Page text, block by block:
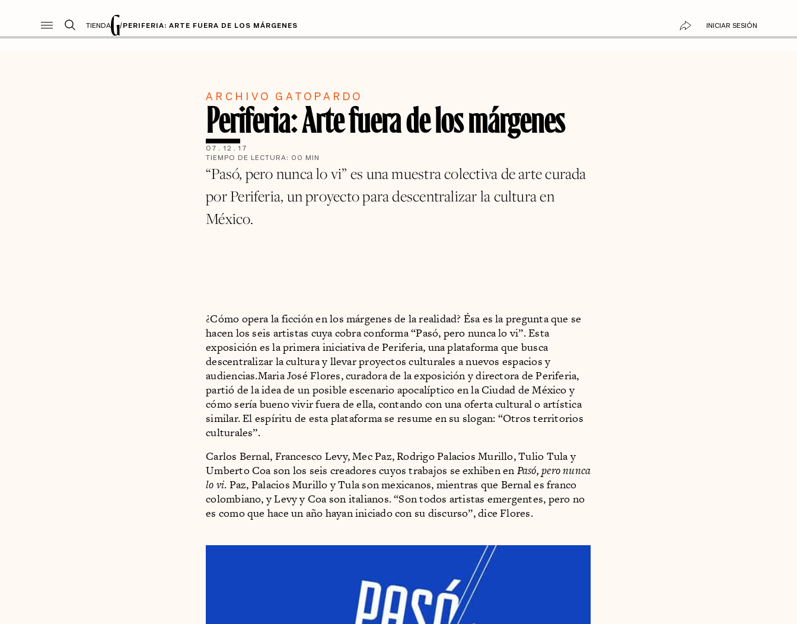
TIENDA /PERIFERIA: ARTE FUERA DE LOS MÁRGENES INICIAR SESIÓN
ARCHIVO GATOPARDO
Periferia: Arte fuera de los márgenes
07 . 12 . 17
TIEMPO DE LECTURA: 00 MIN
“Pasó, pero nunca lo vi” es una muestra colectiva de arte curada
por Periferia, un proyecto para descentralizar la cultura en
México.
¿Cómo opera la ficción en los márgenes de la realidad? Ésa es la pregunta que se
hacen los seis artistas cuya cobra conforma “Pasó, pero nunca lo vi”. Esta
exposición es la primera iniciativa de Periferia, una plataforma que busca
descentralizar la cultura y llevar proyectos culturales a nuevos espacios y
audiencias.Maria José Flores, curadora de la exposición y directora de Periferia,
partió de la idea de un posible escenario apocalíptico en la Ciudad de México y
cómo sería bueno vivir fuera de ella, contando con una oferta cultural o artística
similar. El espíritu de esta plataforma se resume en su slogan: “Otros territorios
culturales”.
Carlos Bernal, Francesco Levy, Mec Paz, Rodrigo Palacios Murillo, Tulio Tula y
Umberto Coa son los seis creadores cuyos trabajos se exhiben en Pasó, pero nunca
lo vi. Paz, Palacios Murillo y Tula son mexicanos, mientras que Bernal es franco
colombiano, y Levy y Coa son italianos. “Son todos artistas emergentes, pero no
es como que hace un año hayan iniciado con su discurso”, dice Flores.